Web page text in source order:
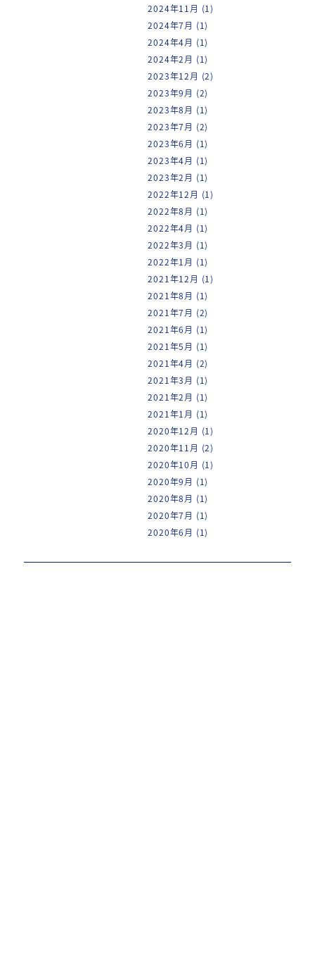
2024年11月 (1)
2024年7月 (1)
2024年4月 (1)
2024年2月 (1)
2023年12月 (2)
2023年9月 (2)
2023年8月 (1)
2023年7月 (2)
2023年6月 (1)
2023年4月 (1)
2023年2月 (1)
2022年12月 (1)
2022年8月 (1)
2022年4月 (1)
2022年3月 (1)
2022年1月 (1)
2021年12月 (1)
2021年8月 (1)
2021年7月 (2)
2021年6月 (1)
2021年5月 (1)
2021年4月 (2)
2021年3月 (1)
2021年2月 (1)
2021年1月 (1)
2020年12月 (1)
2020年11月 (2)
2020年10月 (1)
2020年9月 (1)
2020年8月 (1)
2020年7月 (1)
2020年6月 (1)